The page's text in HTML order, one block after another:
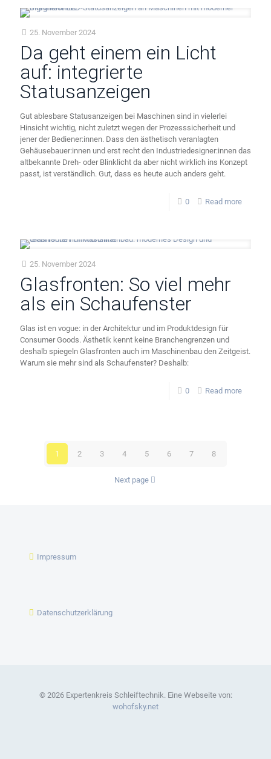
25. November 2024
Da geht einem ein Licht
auf: integrierte
Statusanzeigen
Gut ablesbare Statusanzeigen bei Maschinen sind in vielerlei
Hinsicht wichtig, nicht zuletzt wegen der Prozesssicherheit und
jener der Bediener:innen. Dass den ästhetisch veranlagten
Gehäusebauer:innen und erst recht den Industriedesigner:innen das
altbekannte Dreh- oder Blinklicht da aber nicht wirklich ins Konzept
passt, ist verständlich. Gut, dass es heute auch anders geht.
0 Read more
25. November 2024
Glasfronten: So viel mehr
als ein Schaufenster
Glas ist en vogue: in der Architektur und im Produktdesign für
Consumer Goods. Ästhetik kennt keine Branchengrenzen und
deshalb spiegeln Glasfronten auch im Maschinenbau den Zeitgeist.
Warum sie mehr sind als Schaufenster? Deshalb:
0 Read more
1 2 3 4 5 6 7 8
Next page
Impressum
Datenschutzerklärung
© 2026 Expertenkreis Schleiftechnik. Eine Webseite von:
wohofsky.net